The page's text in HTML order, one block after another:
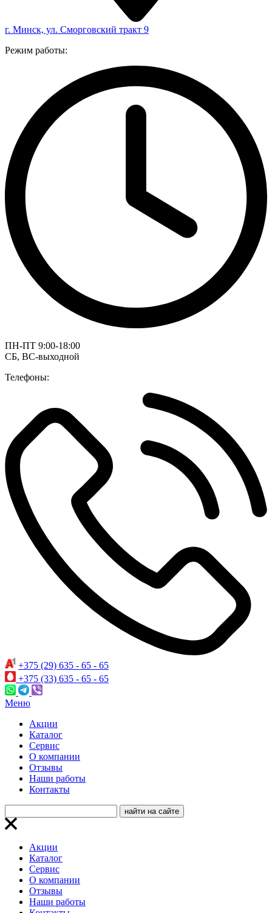
г. Минск, ул. Сморговский тракт 9
Режим работы:
ПН-ПТ 9:00-18:00
СБ, ВС-выходной
Телефоны:
+375 (29) 635 - 65 - 65
+375 (33) 635 - 65 - 65
Меню
Акции
Каталог
Сервис
О компании
Отзывы
Наши работы
Контакты
Акции
Каталог
Сервис
О компании
Отзывы
Наши работы